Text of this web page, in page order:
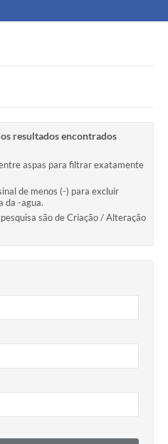
resultados encontrados
aspas para filtrar exatamente
de menos (-) para excluir
da -agua.
são de Criação / Alteração